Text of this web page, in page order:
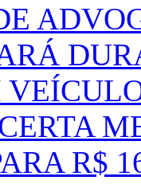
R$